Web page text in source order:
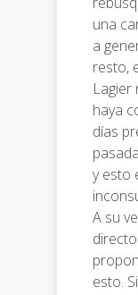
una
a
resto,
Lagier
haya
días
y esto
A su
esto.